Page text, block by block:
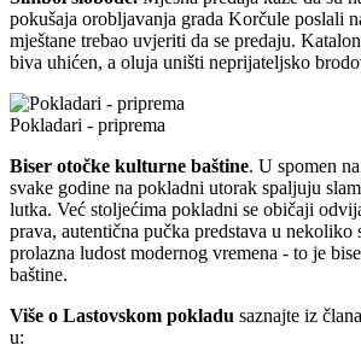
pokušaja orobljavanja grada Korčule poslali
mještane trebao uvjeriti da se predaju.
biva uhićen, a oluja uništi neprijateljsko
Pokladari - priprema
Biser otočke kulturne baštine. U spomen
svake godine na pokladni utorak spaljuju
lutka. Već stoljećima pokladni se običaji
prava, autentična pučka predstava u nekoliko
prolazna ludost modernog vremena - to je
baštine.
Više o Lastovskom pokladu saznajte iz
u: